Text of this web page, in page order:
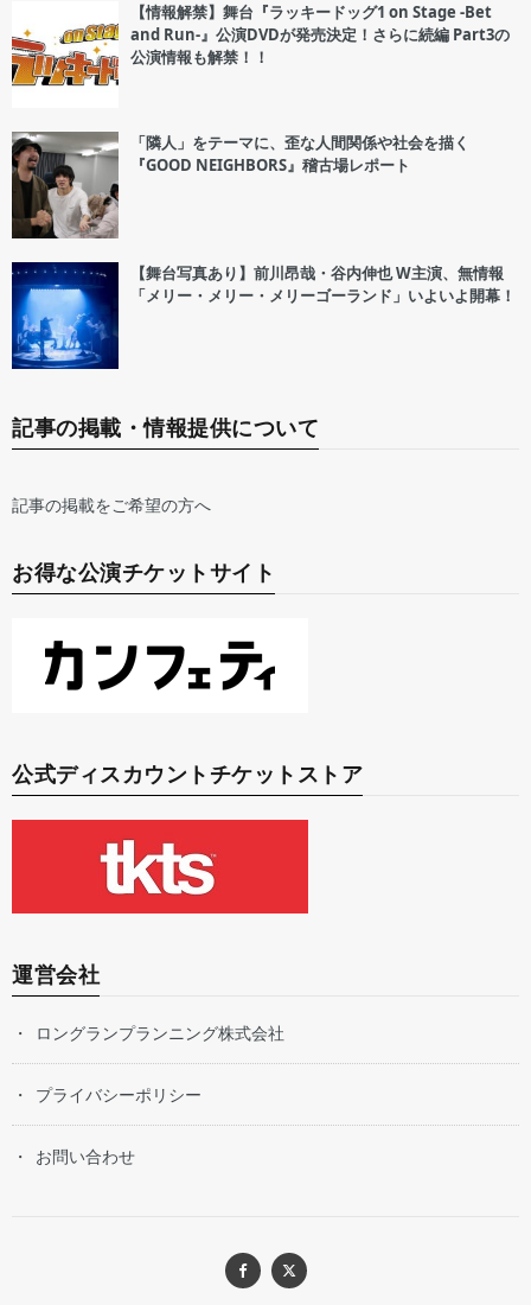
【情報解禁】舞台『ラッキードッグ1 on Stage -Bet
and Run-』公演DVDが発売決定！さらに続編 Part3の
公演情報も解禁！！
「隣人」をテーマに、歪な人間関係や社会を描く
『GOOD NEIGHBORS』稽古場レポート
【舞台写真あり】前川昂哉・谷内伸也 W主演、無情報
「メリー・メリー・メリーゴーランド」いよいよ開幕！
記事の掲載・情報提供について
記事の掲載をご希望の方へ
お得な公演チケットサイト
公式ディスカウントチケットストア
運営会社
ロングランプランニング株式会社
プライバシーポリシー
お問い合わせ